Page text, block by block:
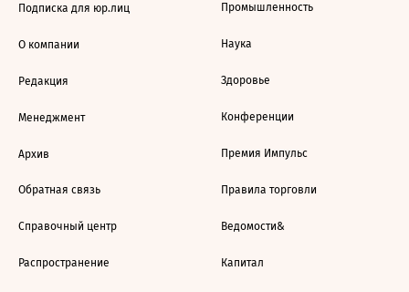
Подписка для юр.лиц
О компании
Редакция
Менеджмент
Архив
Обратная связь
Справочный центр
Распространение
Промышленность
Наука
Здоровье
Конференции
Премия Импульс
Правила торговли
Ведомости&
Капитал